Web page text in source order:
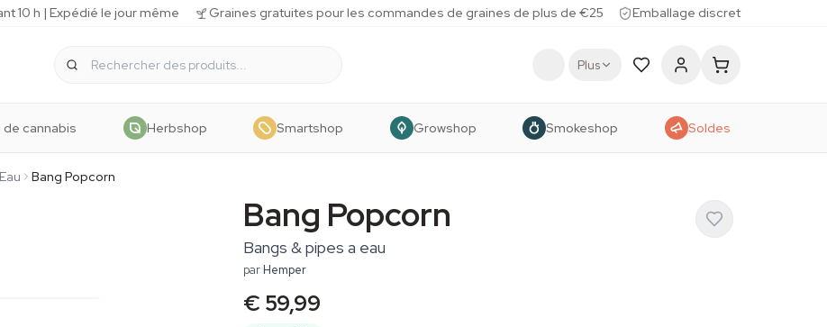
10 h | Expédié le jour même Graines gratuites pour les commandes de graines de plus de €25 Emballage discret
Plus
de cannabis Herbshop Smartshop Growshop Smokeshop Soldes
Bang Popcorn
Bang Popcorn
Bangs & pipes a eau
parHemper
€ 59,99